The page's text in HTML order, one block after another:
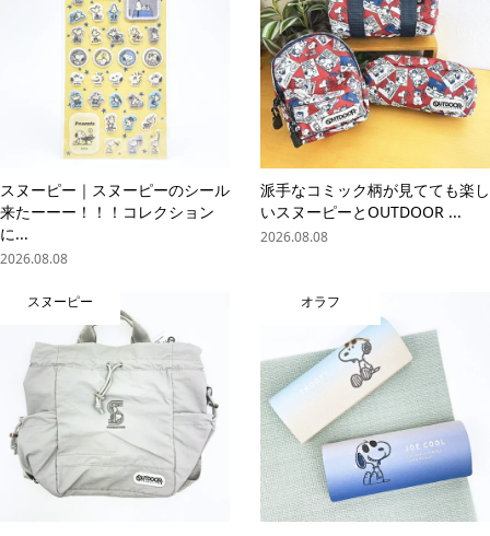
スヌーピー｜スヌーピーのシール
来たーーー！！！コレクション
に...
2026.08.08
派手なコミック柄が見てても楽し
いスヌーピーとOUTDOOR ...
2026.08.08
スヌーピー オラフ